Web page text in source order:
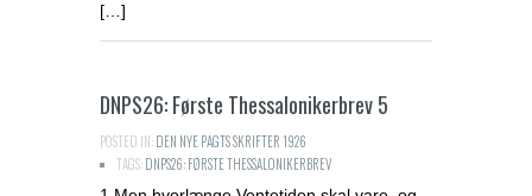
[…]
DNPS26: Første Thessalonikerbrev 5
POSTED IN:DEN NYE PAGTS SKRIFTER 1926
TAGS:DNPS26: FØRSTE THESSALONIKERBREV